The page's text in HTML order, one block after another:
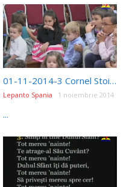
01-11-2014-3 Cornel Stoian
Lepanto Spania 1 noiembrie 2014
...